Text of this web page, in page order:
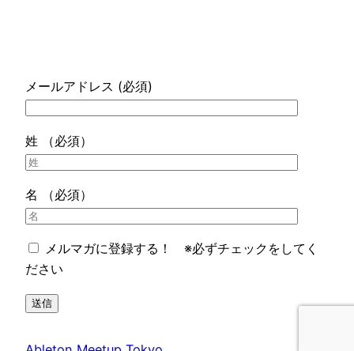
メールアドレス (必須)
姓 （必須）
名 （必須）
メルマガに登録する！ ※必ずチェックをしてく
ださい